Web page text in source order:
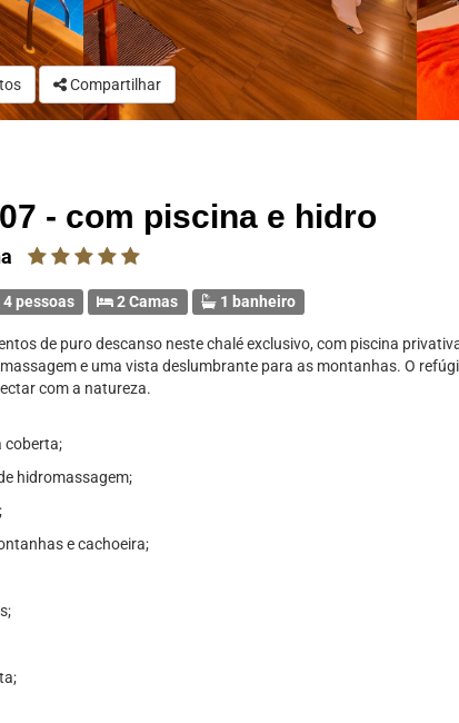
Home oficce
Compartilhar
- com piscina e hidro
4 pessoas 2 Camas 1 banheiro
de puro descanso neste chalé exclusivo, com piscina
e uma vista deslumbrante para as montanhas. O
com a natureza.
coberta;
hidromassagem;
e cachoeira;